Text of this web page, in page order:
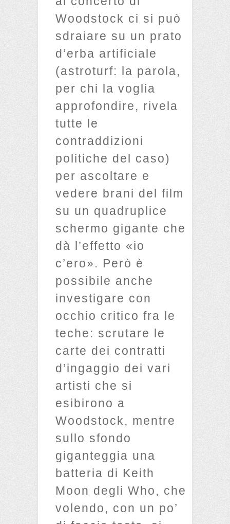
Woodstock ci si può
sdraiare su un prato
d’erba artificiale
(astroturf: la parola,
per chi la voglia
approfondire, rivela
tutte le
contraddizioni
politiche del caso)
per ascoltare e
vedere brani del film
su un quadruplice
schermo gigante che
dà l’effetto «io
c’ero». Però è
possibile anche
investigare con
occhio critico fra le
teche: scrutare le
carte dei contratti
d’ingaggio dei vari
artisti che si
esibirono a
Woodstock, mentre
sullo sfondo
giganteggia una
batteria di Keith
Moon degli Who, che
volendo, con un po’